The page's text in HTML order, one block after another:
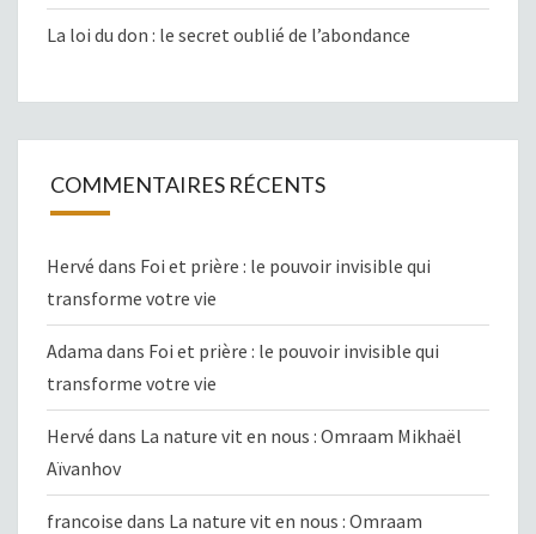
La loi du don : le secret oublié de l’abondance
COMMENTAIRES RÉCENTS
Hervé dans Foi et prière : le pouvoir invisible qui
transforme votre vie
Adama dans Foi et prière : le pouvoir invisible qui
transforme votre vie
Hervé dans La nature vit en nous : Omraam Mikhaël
Aïvanhov
francoise dans La nature vit en nous : Omraam